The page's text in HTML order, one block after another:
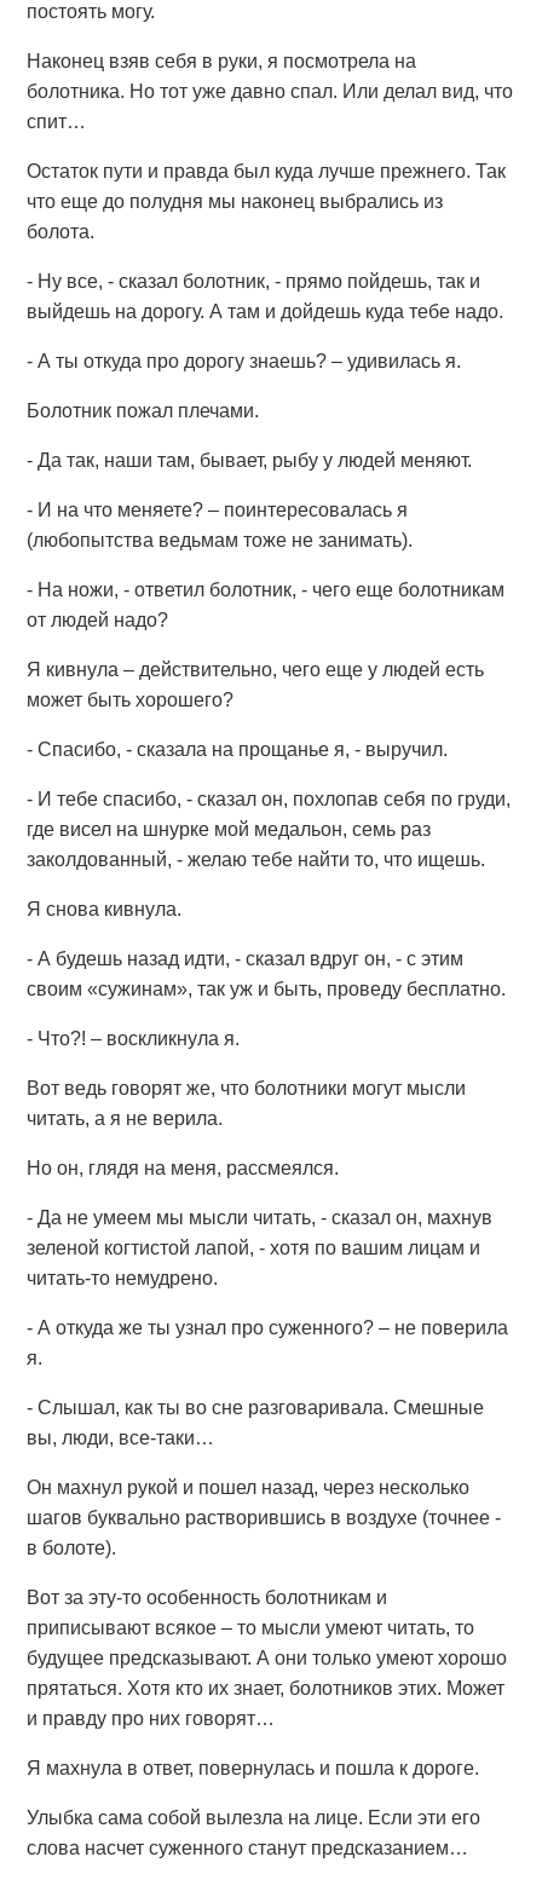
постоять могу.
Наконец взяв себя в руки, я посмотрела на
болотника. Но тот уже давно спал. Или делал вид, что
спит…
Остаток пути и правда был куда лучше прежнего. Так
что еще до полудня мы наконец выбрались из
болота.
- Ну все, - сказал болотник, - прямо пойдешь, так и
выйдешь на дорогу. А там и дойдешь куда тебе надо.
- А ты откуда про дорогу знаешь? – удивилась я.
Болотник пожал плечами.
- Да так, наши там, бывает, рыбу у людей меняют.
- И на что меняете? – поинтересовалась я
(любопытства ведьмам тоже не занимать).
- На ножи, - ответил болотник, - чего еще болотникам
от людей надо?
Я кивнула – действительно, чего еще у людей есть
может быть хорошего?
- Спасибо, - сказала на прощанье я, - выручил.
- И тебе спасибо, - сказал он, похлопав себя по груди,
где висел на шнурке мой медальон, семь раз
заколдованный, - желаю тебе найти то, что ищешь.
Я снова кивнула.
- А будешь назад идти, - сказал вдруг он, - с этим
своим «сужинам», так уж и быть, проведу бесплатно.
- Что?! – воскликнула я.
Вот ведь говорят же, что болотники могут мысли
читать, а я не верила.
Но он, глядя на меня, рассмеялся.
- Да не умеем мы мысли читать, - сказал он, махнув
зеленой когтистой лапой, - хотя по вашим лицам и
читать-то немудрено.
- А откуда же ты узнал про суженного? – не поверила
я.
- Слышал, как ты во сне разговаривала. Смешные
вы, люди, все-таки…
Он махнул рукой и пошел назад, через несколько
шагов буквально растворившись в воздухе (точнее -
в болоте).
Вот за эту-то особенность болотникам и
приписывают всякое – то мысли умеют читать, то
будущее предсказывают. А они только умеют хорошо
прятаться. Хотя кто их знает, болотников этих. Может
и правду про них говорят…
Я махнула в ответ, повернулась и пошла к дороге.
Улыбка сама собой вылезла на лице. Если эти его
слова насчет суженного станут предсказанием…